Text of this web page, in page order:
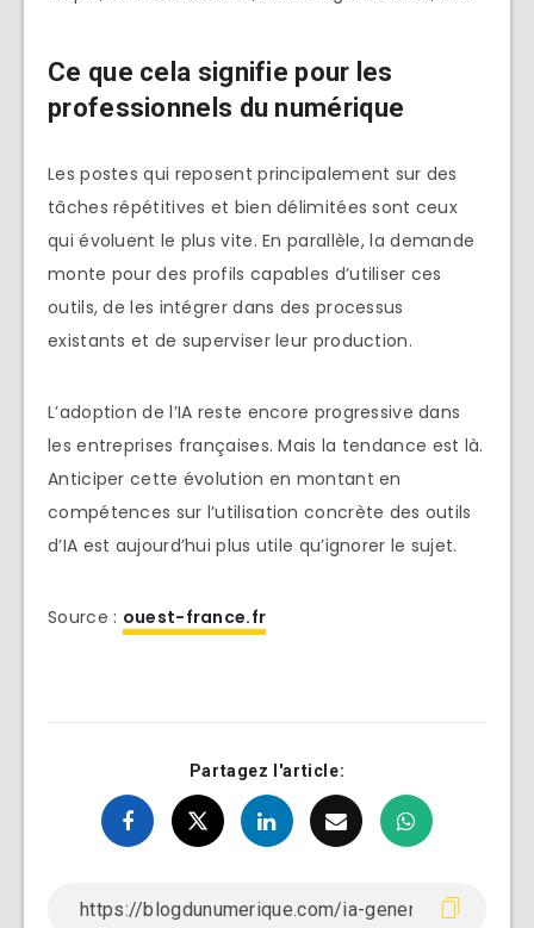
Ce que cela signifie pour les
professionnels du numérique
Les postes qui reposent principalement sur des
tâches répétitives et bien délimitées sont ceux
qui évoluent le plus vite. En parallèle, la demande
monte pour des profils capables d’utiliser ces
outils, de les intégrer dans des processus
existants et de superviser leur production.
L’adoption de l’IA reste encore progressive dans
les entreprises françaises. Mais la tendance est là.
Anticiper cette évolution en montant en
compétences sur l’utilisation concrète des outils
d’IA est aujourd’hui plus utile qu’ignorer le sujet.
Source : ouest-france.fr
Partagez l'article: